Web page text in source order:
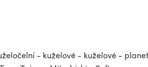
- kuželové - kuželové -